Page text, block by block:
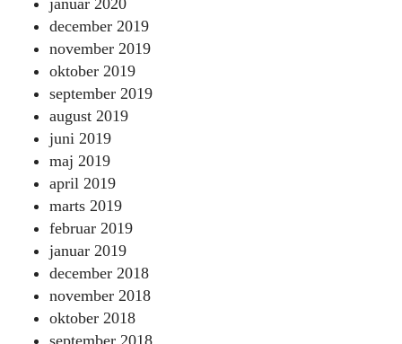
januar 2020
december 2019
november 2019
oktober 2019
september 2019
august 2019
juni 2019
maj 2019
april 2019
marts 2019
februar 2019
januar 2019
december 2018
november 2018
oktober 2018